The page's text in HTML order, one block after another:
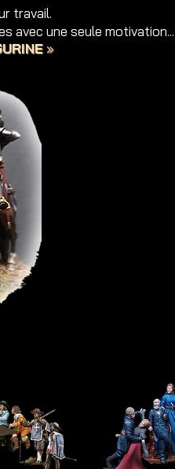
travail.
avec une seule motivation...
»